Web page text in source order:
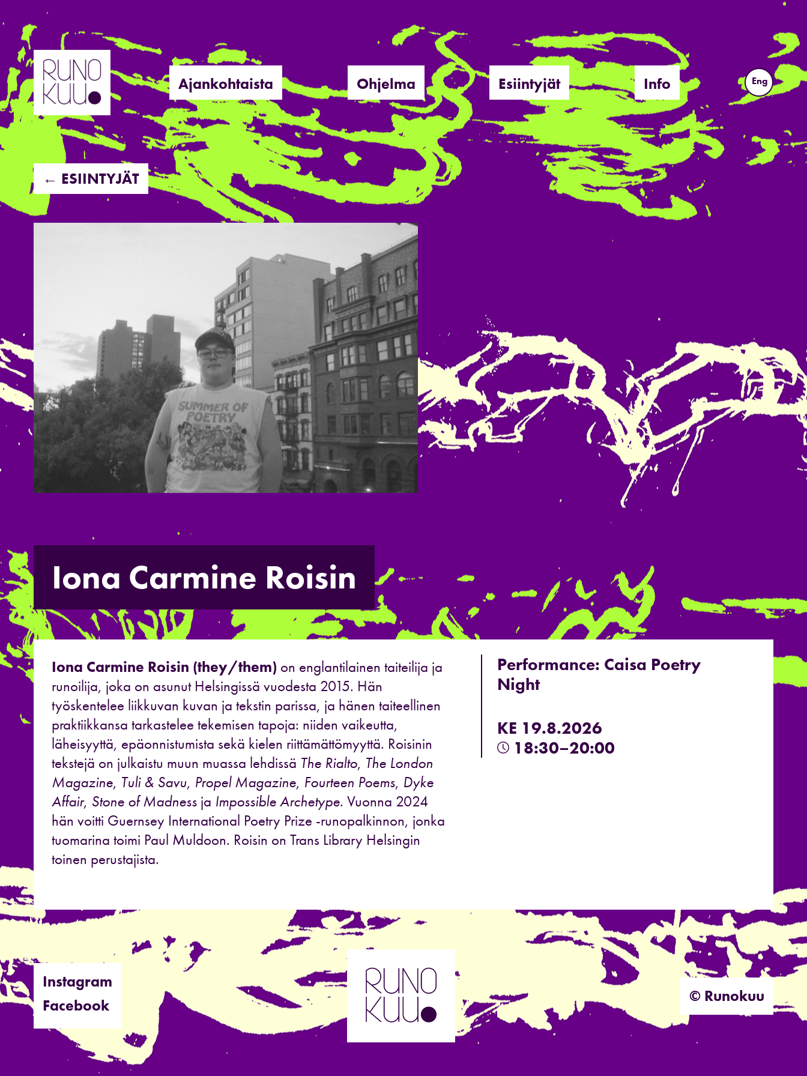
Hyppää
sisältöön
Ajankohtaista Ohjelma Esiintyjät Info Eng
← ESIINTYJÄT
Iona Carmine Roisin
Performance: Caisa Poetry
Night
KE 19.8.2026
18:30–20:00
Iona Carmine Roisin (they/them) on englantilainen taiteilija ja
runoilija, joka on asunut Helsingissä vuodesta 2015. Hän
työskentelee liikkuvan kuvan ja tekstin parissa, ja hänen taiteellinen
praktiikkansa tarkastelee tekemisen tapoja: niiden vaikeutta,
läheisyyttä, epäonnistumista sekä kielen riittämättömyyttä. Roisinin
tekstejä on julkaistu muun muassa lehdissä The Rialto, The London
Magazine, Tuli & Savu, Propel Magazine, Fourteen Poems, Dyke
Affair, Stone of Madness ja Impossible Archetype. Vuonna 2024
hän voitti Guernsey International Poetry Prize -runopalkinnon, jonka
tuomarina toimi Paul Muldoon. Roisin on Trans Library Helsingin
toinen perustajista.
Instagram
Facebook
© Runokuu